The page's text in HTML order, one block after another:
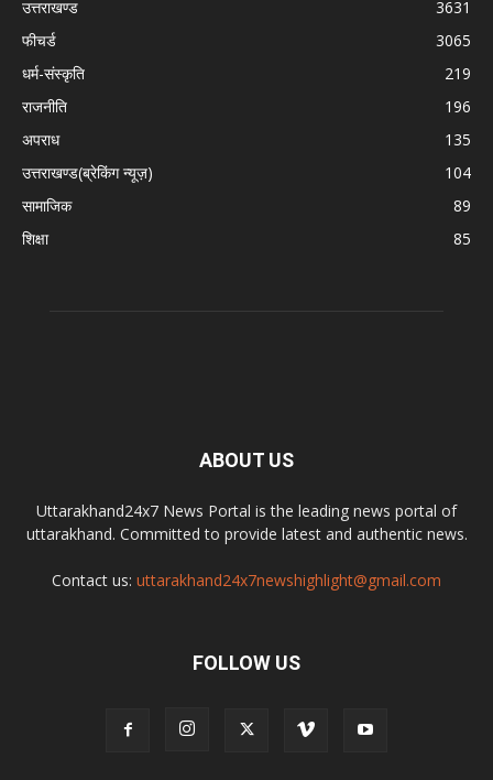
उत्तराखण्ड
3631
फीचर्ड
3065
धर्म-संस्कृति
219
राजनीति
196
अपराध
135
उत्तराखण्ड(ब्रेकिंग न्यूज़)
104
सामाजिक
89
शिक्षा
85
ABOUT US
Uttarakhand24x7 News Portal is the leading news portal of
uttarakhand. Committed to provide latest and authentic news.
Contact us: uttarakhand24x7newshighlight@gmail.com
FOLLOW US